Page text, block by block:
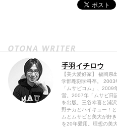
手羽イチロウ
【美大愛好家】 福岡県
学部彫刻学科卒。 2003
「ムサビコム」、2009
営。2007年「ムサビ日
を出版。三谷幸喜と浦
野チカとハイキュー！
ムとムサビと美大が好
を20年愛用。理想の美